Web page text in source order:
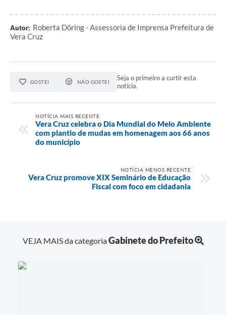
Autor: Roberta Döring - Assessoria de Imprensa Prefeitura de
Vera Cruz
GOSTEI NÃO GOSTEI
Seja o primeiro a curtir esta
notícia.
NOTÍCIA MAIS RECENTE
Vera Cruz celebra o Dia Mundial do Meio Ambiente
com plantio de mudas em homenagem aos 66 anos
do município
NOTÍCIA MENOS RECENTE
Vera Cruz promove XIX Seminário de Educação
Fiscal com foco em cidadania
VEJA MAIS da categoriaGabinete do Prefeito